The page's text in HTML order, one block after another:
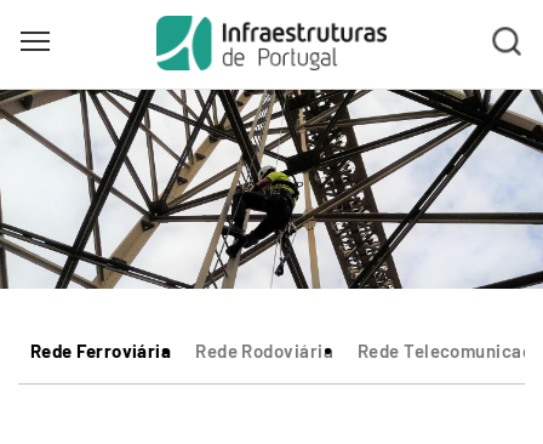
Skip
to
content
Toggle main menu visibility
Rede Ferroviária Rede Rodoviária Rede